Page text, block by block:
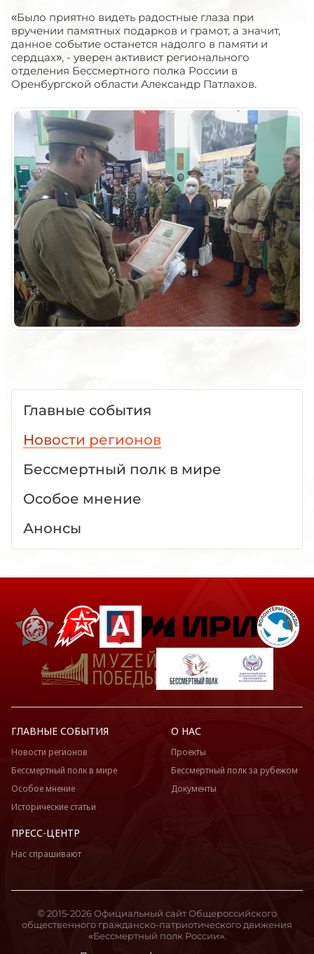
«Было приятно видеть радостные глаза при
вручении памятных подарков и грамот, а значит,
данное событие останется надолго в памяти и
сердцах», - уверен активист регионального
отделения Бессмертного полка России в
Оренбургской области Александр Патлахов.
Главные события
Новости регионов
Бессмертный полк в мире
Особое мнение
Анонсы
ГЛАВНЫЕ СОБЫТИЯ
Новости регионов
Бессмертный полк в мире
Особое мнение
Исторические статьи
О НАС
Проекты
Бессмертный полк за рубежом
Документы
ПРЕСС-ЦЕНТР
Нас спрашивают
© 2015-2026 Официальный сайт Общероссийского
общественного гражданско-патриотического движения
«Бессмертный полк России».